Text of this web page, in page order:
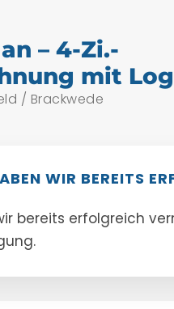
– 4-Zi.-
mit
/ Brackwede
WIR BEREITS
bereits erfolgreich